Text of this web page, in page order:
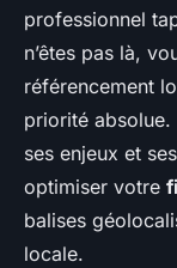
professionnel
n’êtes pas là,
référencement
priorité
ses enjeux et
optimiser votre
balises
locale.